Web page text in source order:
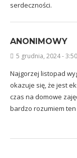
serdeczności.
ANONIMOWY
5 grudnia, 2024 -
Najgorzej listopad
okazuje się, że jest
czas na domowe
bardzo rozumiem